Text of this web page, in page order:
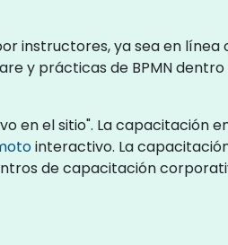
instructores, ya sea en línea
y prácticas de BPMN dentro
en el sitio". La capacitación
interactivo. La
de capacitación